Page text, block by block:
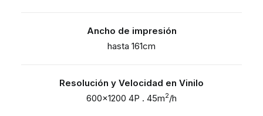
Ancho de impresión
hasta 161cm
Resolución y Velocidad en Vinilo
600×1200 4P . 45m2/h